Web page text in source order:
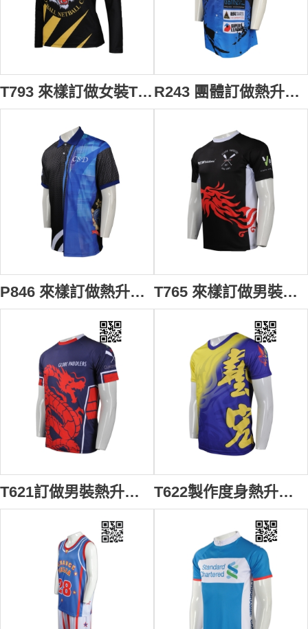
T793 來樣訂做女裝T恤熱升華款式 設計全件印花熱升華T恤 netball 投球 籃網球 隊衫熱升華專營店 R243 團體訂做熱升華恤衫 大量訂購熱升華員工制服恤衫 飛鏢隊衫 熱升華生產商 電競 電競比賽 電子遊戲比賽 電競隊衫 電競衣服 電競外套
P846 來樣訂做熱升華Polo恤 網上下單短袖熱升華Polo恤 保齡球隊衫 保齡衣 熱升華製造商 T765 來樣訂做男裝熱升華T恤 自製男裝熱升華T恤 划艇比賽 獨木舟 槳板運動 隊衫 熱升華供應商
T621訂做男裝熱升華T恤 自訂全件印T恤款式 熱升華T恤 設計LOGOT恤款式 T恤供應商 T622製作度身熱升華T恤款式 射箭隊衫 射箭運動制服 訂造全件印印花T恤 熱升華T恤 自訂男裝T恤款式 T恤專營